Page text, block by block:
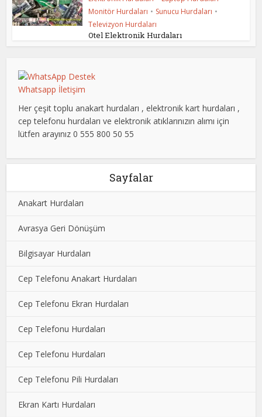
Monitör Hurdaları • Sunucu Hurdaları •
Televizyon Hurdaları
Otel Elektronik Hurdaları
Whatsapp İletişim
Her çeşit toplu anakart hurdaları , elektronik kart hurdaları ,
cep telefonu hurdaları ve elektronik atıklarınızın alımı için
lütfen arayınız 0 555 800 50 55
Sayfalar
Anakart Hurdaları
Avrasya Geri Dönüşüm
Bilgisayar Hurdaları
Cep Telefonu Anakart Hurdaları
Cep Telefonu Ekran Hurdaları
Cep Telefonu Hurdaları
Cep Telefonu Hurdaları
Cep Telefonu Pili Hurdaları
Ekran Kartı Hurdaları